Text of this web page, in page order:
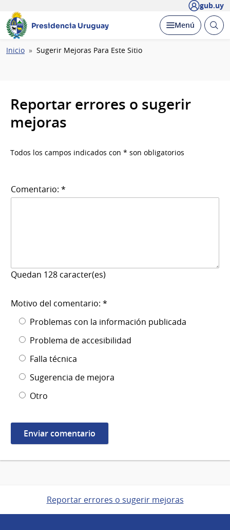
gub.uy
Presidencia Uruguay Desplegar
Menú Abrir
Ruta
Inicio Sugerir Mejoras Para Este Sitio
Reportar errores o sugerir
mejoras
Todos los campos indicados con * son obligatorios
Comentario: *
Quedan 128 caracter(es)
Motivo del comentario: *
Problemas con la información publicada
Problema de accesibilidad
Falla técnica
Sugerencia de mejora
Otro
Reportar errores o sugerir mejoras